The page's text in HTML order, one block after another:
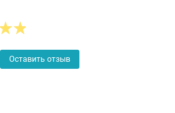
Оставить отзыв